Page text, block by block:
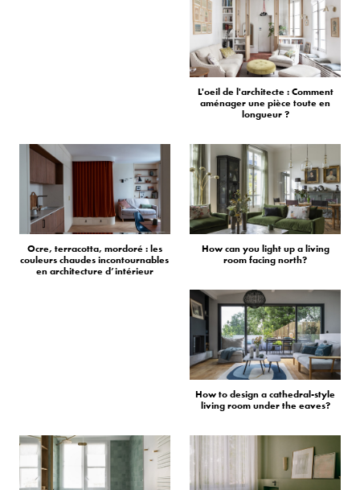
L'oeil de l'architecte : Comment
aménager une pièce toute en
longueur ?
Ocre, terracotta, mordoré : les
couleurs chaudes incontournables
en architecture d’intérieur
How can you light up a living
room facing north?
How to design a cathedral-style
living room under the eaves?